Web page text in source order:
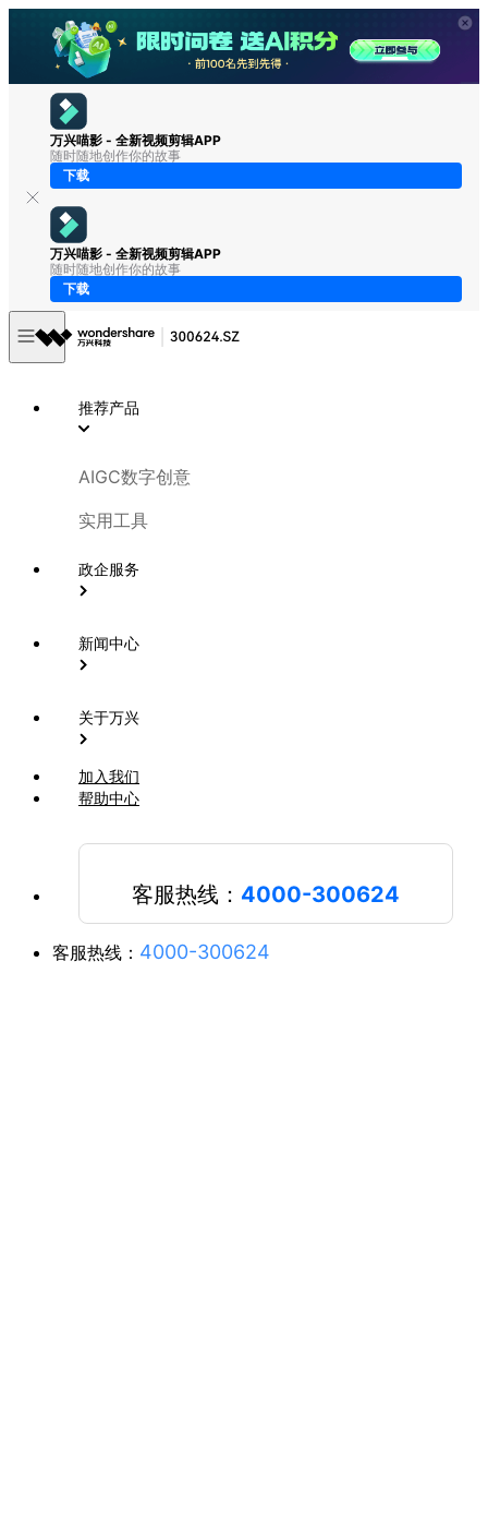
万兴喵影 - 全新视频剪辑APP
随时随地创作你的故事
下载
万兴喵影 - 全新视频剪辑APP
随时随地创作你的故事
下载
推荐产品
AIGC数字创意
实用工具
政企服务
新闻中心
关于万兴
加入我们
帮助中心
客服热线： 4000-300624
客服热线： 4000-300624